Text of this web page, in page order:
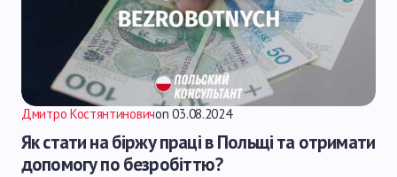
Дмитро Костянтиновичon 03.08.2024
Як стати на біржу праці в Польщі та отримати
допомогу по безробіттю?